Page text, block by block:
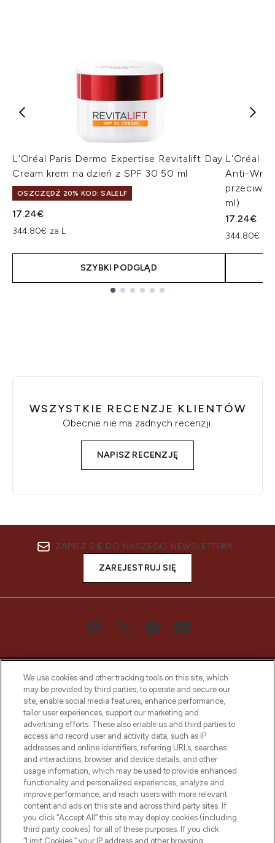
L'Oréal Paris Dermo Expertise Revitalift Day
Cream krem na dzień z SPF 30 50 ml
OSZCZĘDŹ 20% KOD: SALELF
17.24€
344.80€ za L
SZYBKI PODGLĄD
L'Oréal
Anti-
ml)
17.24€
344.80€ za
WSZYSTKIE RECENZJE KLIENTÓW
Obecnie nie ma żadnych recenzji.
NAPISZ RECENZJĘ
ZAPISZ SIĘ DO NASZEGO NEWSLETTERA
ZAREJESTRUJ SIĘ
Bądź pierwszą osobą, która dowie się o
najnowszych produktach, od niszowych i
uznanych marek, sezonowych trendach i
otrzyma ekskluzywne artykuły redakcyjne
z Sunday Supplement.
Zgoda na pliki cookie
Do Not Sell or Share My Personal
Information
We use cookies and other tracking tools on this site, which
may be provided by third parties, to operate and secure our
site, enable social media features, enhance performance,
tailor user experiences, support our marketing and
advertising efforts. These also enable us and third parties to
access and record user and activity data, such as IP
addresses and online identifiers, referring URLs, searches
and interactions, browser and device details, and other
usage information, which may be used to provide enhanced
functionality and personalized experiences, analyze and
improve performance, and reach users with more relevant
content and ads on this site and across third party sites. If
you click “Accept All” this site may deploy cookies (including
third party cookies) for all of these purposes. If you click
“Limit Cookies,” your IP address and other browsing